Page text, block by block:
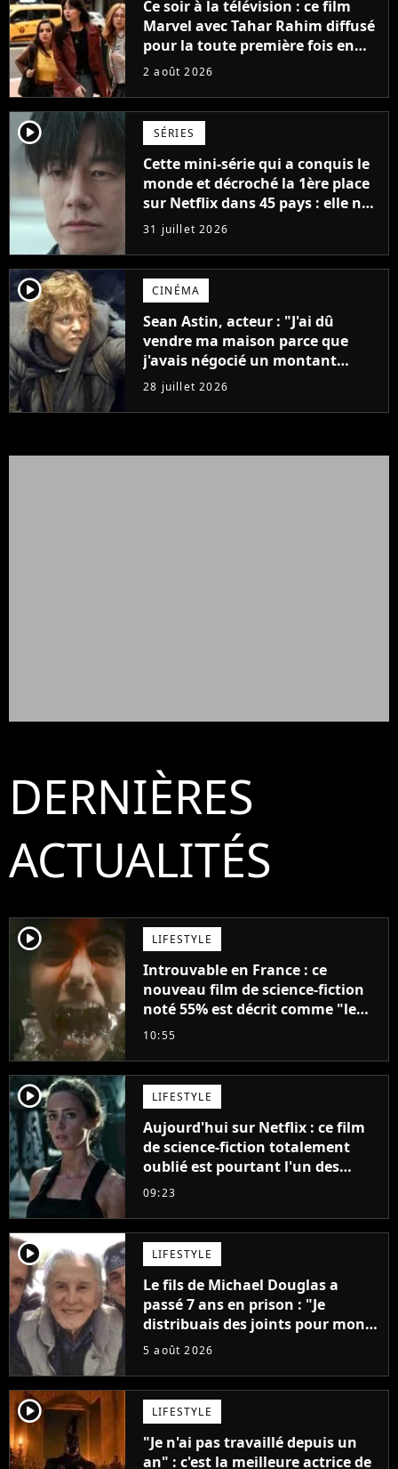
Ce soir à la télévision : ce film
Marvel avec Tahar Rahim diffusé
pour la toute première fois en
France
2 août 2026
player2 SÉRIES
Cette mini-série qui a conquis le
monde et décroché la 1ère place
sur Netflix dans 45 pays : elle ne
compte que 10 épisodes et c'est
un phénomène mondial
31 juillet 2026
player2 CINÉMA
Sean Astin, acteur : "J'ai dû
vendre ma maison parce que
j'avais négocié un montant
beaucoup trop bas pour Le
Seigneur des anneaux"
28 juillet 2026
DERNIÈRES
ACTUALITÉS
player2 LIFESTYLE
Introuvable en France : ce
nouveau film de science-fiction
noté 55% est décrit comme "le
plus stupide de l'année"
10:55
player2 LIFESTYLE
Aujourd'hui sur Netflix : ce film
de science-fiction totalement
oublié est pourtant l'un des
meilleurs des années 2010
09:23
player2 LIFESTYLE
Le fils de Michael Douglas a
passé 7 ans en prison : "Je
distribuais des joints pour mon
père"
5 août 2026
player2 LIFESTYLE
"Je n'ai pas travaillé depuis un
an" : c'est la meilleure actrice de